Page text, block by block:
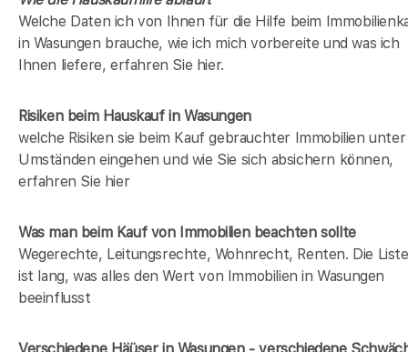
Welche Daten ich von Ihnen für die Hilfe beim
in Wasungen brauche, wie ich mich vorbereite und was ich
Ihnen liefere, erfahren Sie hier.
Risiken beim Hauskaufin Wasungen
welche Risiken sie beim Kauf gebrauchter Immobilien unter
Umständen eingehen und wie Sie sich absichern können,
erfahren Sie hier
Was man beim Kauf von Immobilien beachten sollte
Wegerechte, Leitungsrechte, Wohnrecht, Renten. Die Liste
ist lang, was alles den Wert von Immobilien in Wasungen
beeinflusst
Verschiedene Häüser in Wasungen - verschiedene